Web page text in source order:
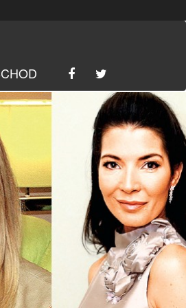
soutěž! Podrobnosti naleznete